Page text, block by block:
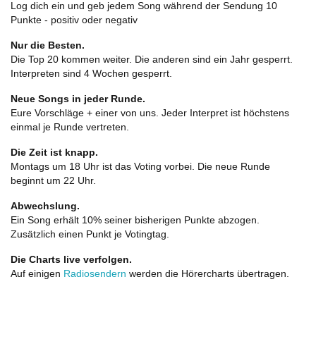
Log dich ein und geb jedem Song während der Sendung 10
Punkte - positiv oder negativ
Nur die Besten.
Die Top 20 kommen weiter. Die anderen sind ein Jahr gesperrt.
Interpreten sind 4 Wochen gesperrt.
Neue Songs in jeder Runde.
Eure Vorschläge + einer von uns. Jeder Interpret ist höchstens
einmal je Runde vertreten.
Die Zeit ist knapp.
Montags um 18 Uhr ist das Voting vorbei. Die neue Runde
beginnt um 22 Uhr.
Abwechslung.
Ein Song erhält 10% seiner bisherigen Punkte abzogen.
Zusätzlich einen Punkt je Votingtag.
Die Charts live verfolgen.
Auf einigen Radiosendern werden die Hörercharts übertragen.